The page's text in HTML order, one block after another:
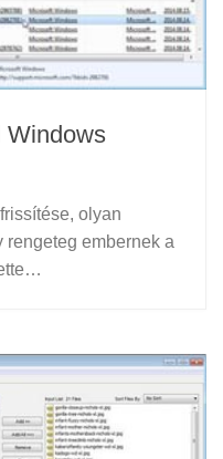
Windows
olyan
embernek a